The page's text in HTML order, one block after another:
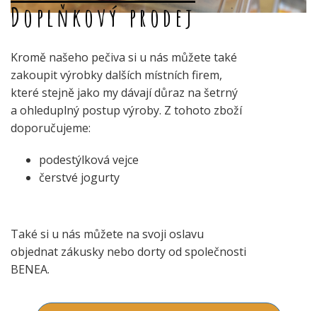
Doplňkový prodej
Kromě našeho pečiva si u nás můžete také
zakoupit výrobky dalších místních firem,
které stejně jako my dávají důraz na šetrný
a ohleduplný postup výroby. Z tohoto zboží
doporučujeme:
podestýlková vejce
čerstvé jogurty
Také si u nás můžete na svoji oslavu
objednat zákusky nebo dorty od společnosti
BENEA.